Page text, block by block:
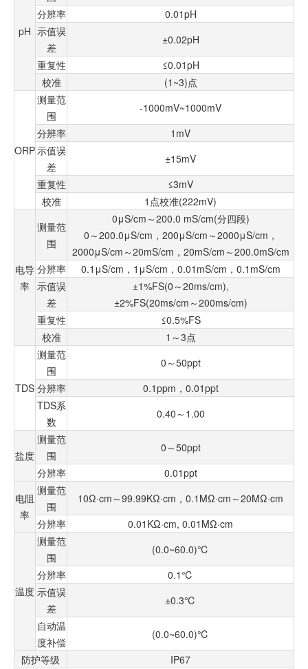
pH
分辨率
0.01pH
示值误
差
±0.02pH
重复性
≤0.01pH
校准
(1~3)点
ORP
测量范
围
-1000mV~1000mV
分辨率
1mV
示值误
差
±15mV
重复性
≤3mV
校准
1点校准(222mV)
电导
率
测量范
围
0μS/cm～200.0 mS/cm(分四段)
0～200.0μS/cm，200μS/cm～2000μS/cm，
2000μS/cm～20mS/cm，20mS/cm～200.0mS/cm
分辨率
0.1μS/cm，1μS/cm，0.01mS/cm，0.1mS/cm
示值误
差
±1%FS(0～20ms/cm),
±2%FS(20ms/cm～200ms/cm)
重复性
≤0.5%FS
校准
1～3点
TDS
测量范
围
0～50ppt
分辨率
0.1ppm，0.01ppt
TDS系
数
0.40～1.00
盐度
测量范
围
0～50ppt
分辨率
0.01ppt
电阻
率
测量范
围
10Ω·cm～99.99KΩ·cm，0.1MΩ·cm～20MΩ·cm
分辨率
0.01KΩ·cm, 0.01MΩ·cm
温度
测量范
围
(0.0~60.0)℃
分辨率
0.1℃
示值误
差
±0.3℃
自动温
度补偿
(0.0~60.0)℃
防护等级
IP67